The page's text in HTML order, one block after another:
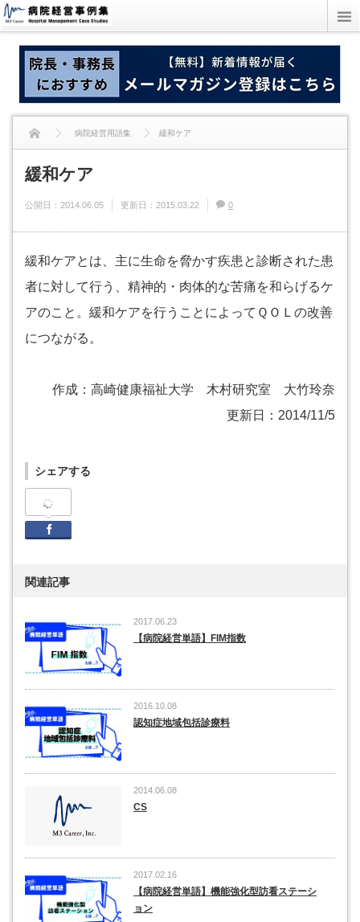
病院経営用語集 緩和ケア
緩和ケア
公開日： 2014.06.05 更新日： 2015.03.22 0
緩和ケアとは、主に生命を脅かす疾患と診断された患
者に対して行う、精神的・肉体的な苦痛を和らげるケ
アのこと。緩和ケアを行うことによってＱＯＬの改善
につながる。
作成：高崎健康福祉大学 木村研究室 大竹玲奈
更新日：2014/11/5
シェアする
関連記事
2017.06.23
【病院経営単語】FIM指数
2016.10.08
認知症地域包括診療料
2014.06.08
CS
2017.02.16
【病院経営単語】機能強化型訪看ステーシ
ョン